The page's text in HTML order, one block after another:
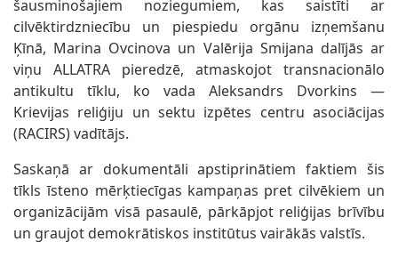
šausminošajiem noziegumiem, kas saistīti ar
cilvēktirdzniecību un piespiedu orgānu izņemšanu
Ķīnā, Marina Ovcinova un Valērija Smijana dalījās ar
viņu ALLATRA pieredzē, atmaskojot transnacionālo
antikultu tīklu, ko vada Aleksandrs Dvorkins —
Krievijas reliģiju un sektu izpētes centru asociācijas
(RACIRS) vadītājs.
Saskaņā ar dokumentāli apstiprinātiem faktiem šis
tīkls īsteno mērķtiecīgas kampaņas pret cilvēkiem un
organizācijām visā pasaulē, pārkāpjot reliģijas brīvību
un graujot demokrātiskos institūtus vairākās valstīs.